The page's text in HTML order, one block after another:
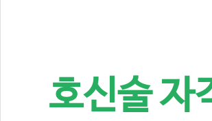
호신술 자